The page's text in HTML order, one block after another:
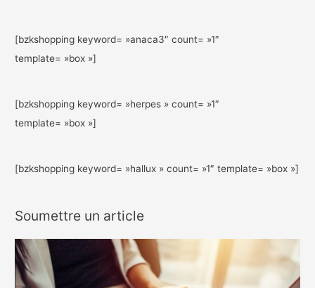
[bzkshopping keyword= »anaca3″ count= »1″
template= »box »]
[bzkshopping keyword= »herpes » count= »1″
template= »box »]
[bzkshopping keyword= »hallux » count= »1″ template= »box »]
Soumettre un article